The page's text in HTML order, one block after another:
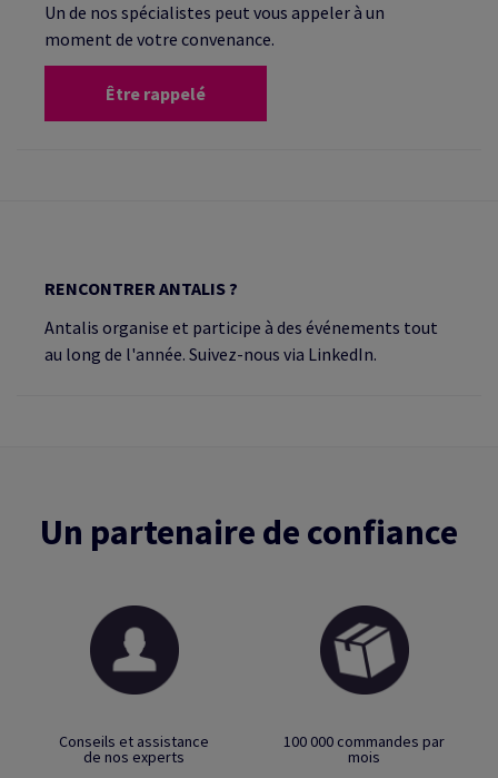
Un de nos spécialistes peut vous appeler à un
moment de votre convenance.
Être rappelé
RENCONTRER ANTALIS ?
Antalis organise et participe à des événements tout
au long de l'année. Suivez-nous via LinkedIn.
Un partenaire de confiance
Conseils et assistance
de nos experts
100 000 commandes par
mois